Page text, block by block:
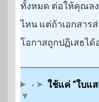
ทั้งหมด ต่อให้คุณล
ไหน แต่ถ้าเอกสาร
โอกาสถูกปฏิเสธได้
⬩➤ ใช้แค่ “ใบแ
▼